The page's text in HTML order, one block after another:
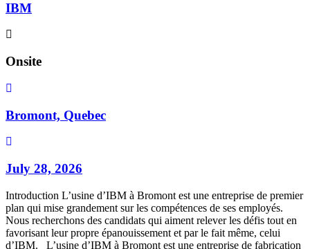
IBM
Onsite
Bromont, Quebec
July 28, 2026
Introduction L’usine d’IBM à Bromont est une entreprise de premier
plan qui mise grandement sur les compétences de ses employés.
Nous recherchons des candidats qui aiment relever les défis tout en
favorisant leur propre épanouissement et par le fait même, celui
d’IBM. L’usine d’IBM à Bromont est une entreprise de fabrication